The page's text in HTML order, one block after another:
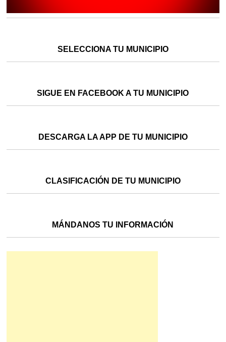
SELECCIONA TU MUNICIPIO
SIGUE EN FACEBOOK A TU MUNICIPIO
DESCARGA LA APP DE TU MUNICIPIO
CLASIFICACIÓN DE TU MUNICIPIO
MÁNDANOS TU INFORMACIÓN